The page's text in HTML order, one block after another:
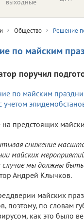
Общество Решение
по майским
поручил
на предстоящих
снижение
майских
мы должны быть
Андрей Клычков.
майских
поэтому, по словам
как это было